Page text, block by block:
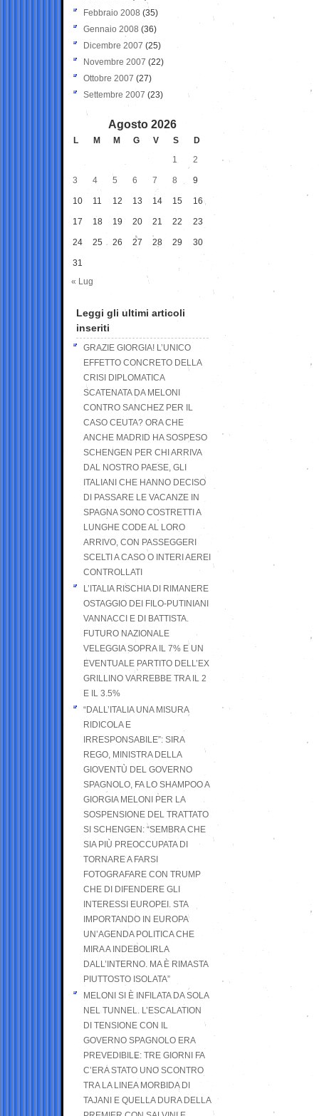
Febbraio 2008 (35)
Gennaio 2008 (36)
Dicembre 2007 (25)
Novembre 2007 (22)
Ottobre 2007 (27)
Settembre 2007 (23)
Agosto 2026
L M M G V S
D
1
2
3 4 5 6 7 8 9
10 11 12 13 14 15 16
17 18 19 20 21 22 23
24 25 26 27 28 29 30
31
« Lug
Leggi gli ultimi articoli
inseriti
GRAZIE GIORGIA! L’UNICO
EFFETTO CONCRETO DELLA
CRISI DIPLOMATICA
SCATENATA DA MELONI
CONTRO SANCHEZ PER IL
CASO CEUTA? ORA CHE
ANCHE MADRID HA SOSPESO
SCHENGEN PER CHI ARRIVA
DAL NOSTRO PAESE, GLI
ITALIANI CHE HANNO DECISO
DI PASSARE LE VACANZE IN
SPAGNA SONO COSTRETTI A
LUNGHE CODE AL LORO
ARRIVO, CON PASSEGGERI
SCELTI A CASO O INTERI AEREI
CONTROLLATI
L’ITALIA RISCHIA DI RIMANERE
OSTAGGIO DEI FILO-PUTINIANI
VANNACCI E DI BATTISTA.
FUTURO NAZIONALE
VELEGGIA SOPRA IL 7% E UN
EVENTUALE PARTITO DELL’EX
GRILLINO VARREBBE TRA IL 2
E IL 3.5%
“DALL’ITALIA UNA MISURA
RIDICOLA E
IRRESPONSABILE”: SIRA
REGO, MINISTRA DELLA
GIOVENTÙ DEL GOVERNO
SPAGNOLO, FA LO SHAMPOO A
GIORGIA MELONI PER LA
SOSPENSIONE DEL TRATTATO
SI SCHENGEN: “SEMBRA CHE
SIA PIÙ PREOCCUPATA DI
TORNARE A FARSI
FOTOGRAFARE CON TRUMP
CHE DI DIFENDERE GLI
INTERESSI EUROPEI. STA
IMPORTANDO IN EUROPA
UN’AGENDA POLITICA CHE
MIRA A INDEBOLIRLA
DALL’INTERNO. MA È RIMASTA
PIUTTOSTO ISOLATA”
MELONI SI È INFILATA DA SOLA
NEL TUNNEL. L’ESCALATION
DI TENSIONE CON IL
GOVERNO SPAGNOLO ERA
PREVEDIBILE: TRE GIORNI FA
C’ERA STATO UNO SCONTRO
TRA LA LINEA MORBIDA DI
TAJANI E QUELLA DURA DELLA